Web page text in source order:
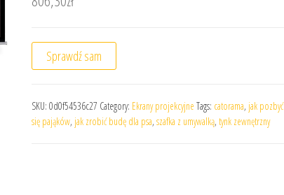
Sprawdź sam
SKU: 0d0f54536c27 Category: Ekrany projekcyjne Tags: catorama, jak pozbyć
się pająków, jak zrobić budę dla psa, szafka z umywalką, tynk zewnętrzny